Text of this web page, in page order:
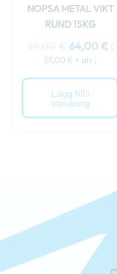
NOPSA METAL VIKT
RUND 15KG
64,00 € (
51,00€ + alv )
Lägg till i
varukorg